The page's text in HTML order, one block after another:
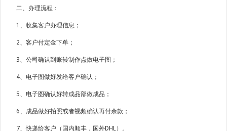
二、办理流程：
1、收集客户办理信息；
2、客户付定金下单；
3、公司确认到账转制作点做电子图；
4、电子图做好发给客户确认；
5、电子图确认好转成品部做成品；
6、成品做好拍照或者视频确认再付余款；
7、快递给客户（国内顺丰，国外DHL）。